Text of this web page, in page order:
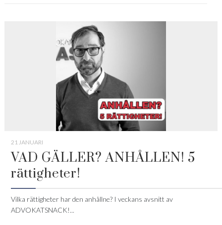
21 JANUARI
VAD GÄLLER? ANHÅLLEN! 5
rättigheter!
Vilka rättigheter har den anhållne? I veckans avsnitt av
ADVOKATSNACK!...